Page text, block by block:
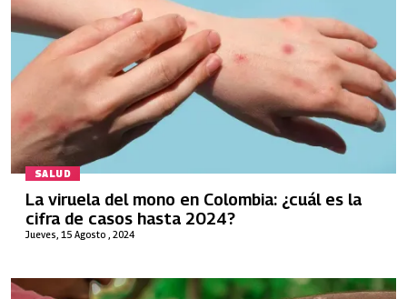
SALUD
Jueves, 15 Agosto , 2024
La viruela del mono en Colombia: ¿cuál es la
cifra de casos hasta 2024?